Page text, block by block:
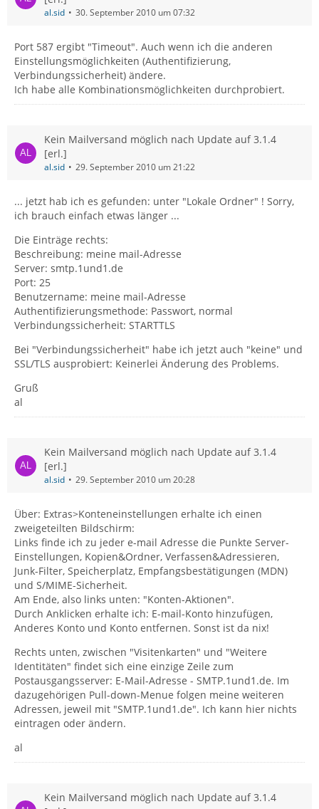
al.sid 30. September 2010 um 07:32
Port 587 ergibt "Timeout". Auch wenn ich die anderen
Einstellungsmöglichkeiten (Authentifizierung,
Verbindungssicherheit) ändere.
Ich habe alle Kombinationsmöglichkeiten durchprobiert.
Kein Mailversand möglich nach Update auf 3.1.4
[erl.]
al.sid 29. September 2010 um 21:22
... jetzt hab ich es gefunden: unter "Lokale Ordner" ! Sorry,
ich brauch einfach etwas länger ...
Die Einträge rechts:
Beschreibung: meine mail-Adresse
Server: smtp.1und1.de
Port: 25
Benutzername: meine mail-Adresse
Authentifizierungsmethode: Passwort, normal
Verbindungssicherheit: STARTTLS
Bei "Verbindungssicherheit" habe ich jetzt auch "keine" und
SSL/TLS ausprobiert: Keinerlei Änderung des Problems.
Gruß
al
Kein Mailversand möglich nach Update auf 3.1.4
[erl.]
al.sid 29. September 2010 um 20:28
Über: Extras>Konteneinstellungen erhalte ich einen
zweigeteilten Bildschirm:
Links finde ich zu jeder e-mail Adresse die Punkte Server-
Einstellungen, Kopien&Ordner, Verfassen&Adressieren,
Junk-Filter, Speicherplatz, Empfangsbestätigungen (MDN)
und S/MIME-Sicherheit.
Am Ende, also links unten: "Konten-Aktionen".
Durch Anklicken erhalte ich: E-mail-Konto hinzufügen,
Anderes Konto und Konto entfernen. Sonst ist da nix!
Rechts unten, zwischen "Visitenkarten" und "Weitere
Identitäten" findet sich eine einzige Zeile zum
Postausgangsserver: E-Mail-Adresse - SMTP.1und1.de. Im
dazugehörigen Pull-down-Menue folgen meine weiteren
Adressen, jeweil mit "SMTP.1und1.de". Ich kann hier nichts
eintragen oder ändern.
al
Kein Mailversand möglich nach Update auf 3.1.4